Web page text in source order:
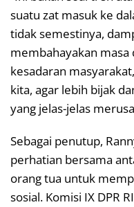
suatu zat masuk ke
tidak semestinya,
membahayakan masa
kesadaran
kita, agar lebih bijak
yang jelas-jelas
Sebagai penutup,
perhatian bersama
orang tua untuk
sosial. Komisi IX DPR